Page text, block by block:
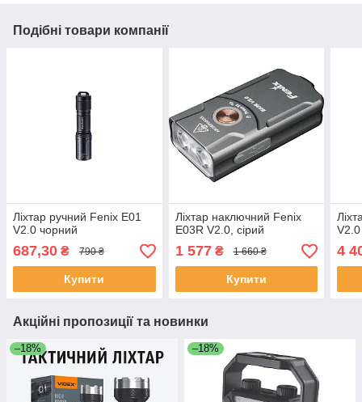
Подібні товари компанії
Ліхтар ручний Fenix E01
V2.0 чорний
687,30 ₴ 790 ₴
Купити
Ліхтар наключний Fenix
E03R V2.0, сірий
1 577₴ 1 660 ₴
Купити
V2.0
4
Акційні пропозиції та новинки
–18% –18%